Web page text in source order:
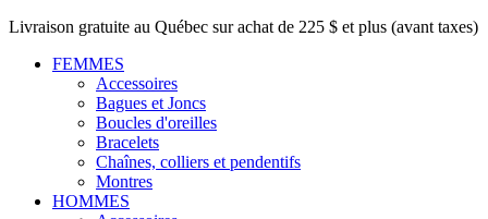
Livraison gratuite au Québec sur achat de 225 $ et plus (avant taxes)
FEMMES
Accessoires
Bagues et Joncs
Boucles d'oreilles
Bracelets
Chaînes, colliers et pendentifs
Montres
HOMMES